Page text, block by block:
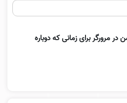
مرورگر برای زمانی که دوباره